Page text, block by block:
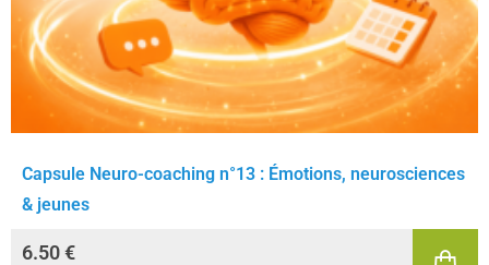
Capsule Neuro-coaching n°13 : Émotions, neurosciences
& jeunes
6.50€